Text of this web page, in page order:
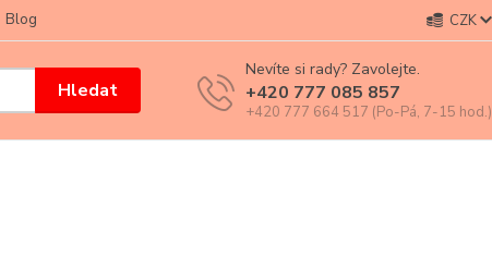
Blog CZK
Hledat
Nevíte si rady? Zavolejte.
+420 777 085 857
+420 777 664 517 (Po-Pá, 7-15 hod.)